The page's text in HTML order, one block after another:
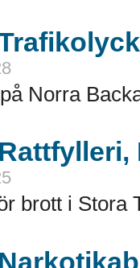
Norra
brott i Stora